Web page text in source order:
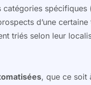
d’une certaine
triés selon leur
, que ce soit